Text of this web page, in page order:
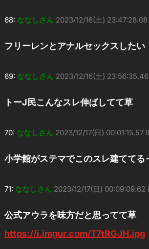
68: ななしさん 2023/12/16(土)
フリーレンとアナルセックスしたい
69: ななしさん 2023/12/16(土)
トーJ民こんなスレ伸ばしてて草
70: ななしさん 2023/12/17(日) 00:01:15.57
小学館がステマでこのスレ建ててる
71: ななしさん 2023/12/17(日) 00:09:09.62
公式アウラを味方だと思ってて草
https://i.imgur.com/T7tRGJH.jpg